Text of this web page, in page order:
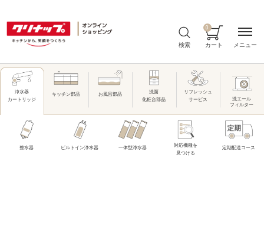
検索 カート
0
浄水器
カートリッジ
キッチン部品 お風呂部品
洗面
化粧台部品
リフレッシュ
サービス
洗エール
フィルター
整水器 ビルトイン浄水器 一体型浄水器
対応機種を
見つける
定期配送コース
メニュー